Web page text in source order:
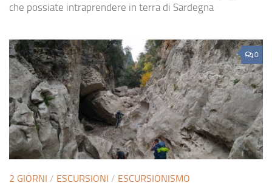
che possiate intraprendere in terra di Sardegna
0
2 GIORNI / ESCURSIONI / ESCURSIONISMO